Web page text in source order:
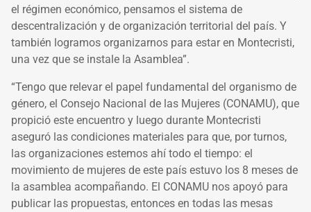
el régimen económico, pensamos el sistema de
descentralización y de organización territorial del país. Y
también logramos organizarnos para estar en Montecristi,
una vez que se instale la Asamblea”.
“Tengo que relevar el papel fundamental del organismo de
género, el Consejo Nacional de las Mujeres (CONAMU), que
propició este encuentro y luego durante Montecristi
aseguró las condiciones materiales para que, por turnos,
las organizaciones estemos ahí todo el tiempo: el
movimiento de mujeres de este país estuvo los 8 meses de
la asamblea acompañando. El CONAMU nos apoyó para
publicar las propuestas, entonces en todas las mesas